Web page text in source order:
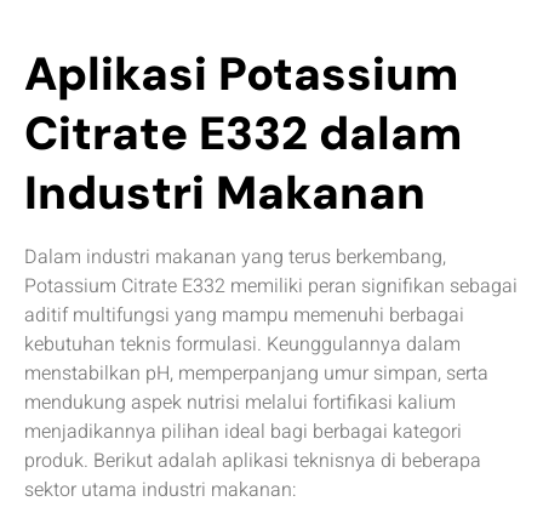
Aplikasi Potassium
Citrate E332 dalam
Industri Makanan
Dalam industri makanan yang terus berkembang,
Potassium Citrate E332 memiliki peran signifikan sebagai
aditif multifungsi yang mampu memenuhi berbagai
kebutuhan teknis formulasi. Keunggulannya dalam
menstabilkan pH, memperpanjang umur simpan, serta
mendukung aspek nutrisi melalui fortifikasi kalium
menjadikannya pilihan ideal bagi berbagai kategori
produk. Berikut adalah aplikasi teknisnya di beberapa
sektor utama industri makanan: